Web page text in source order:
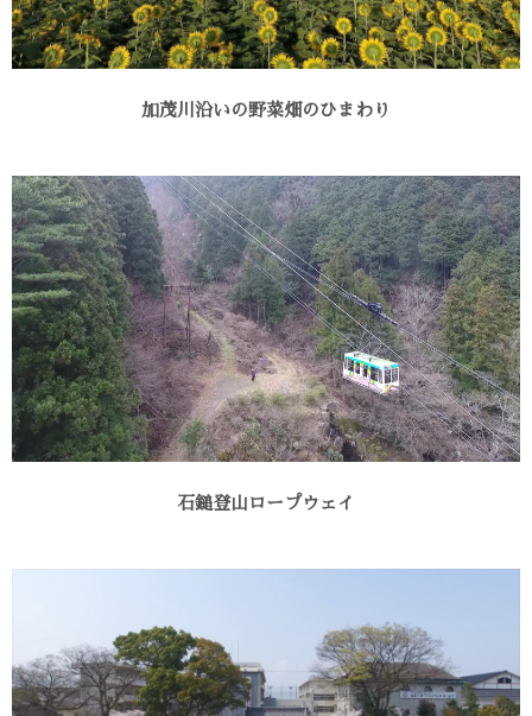
加茂川沿いの野菜畑のひまわり
石鎚登山ロープウェイ